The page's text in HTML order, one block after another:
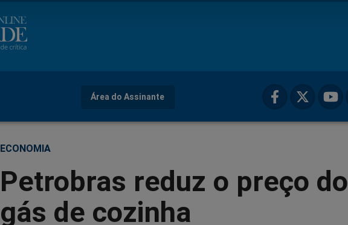
Área do Assinante
ECONOMIA
Petrobras reduz o preço do
gás de cozinha